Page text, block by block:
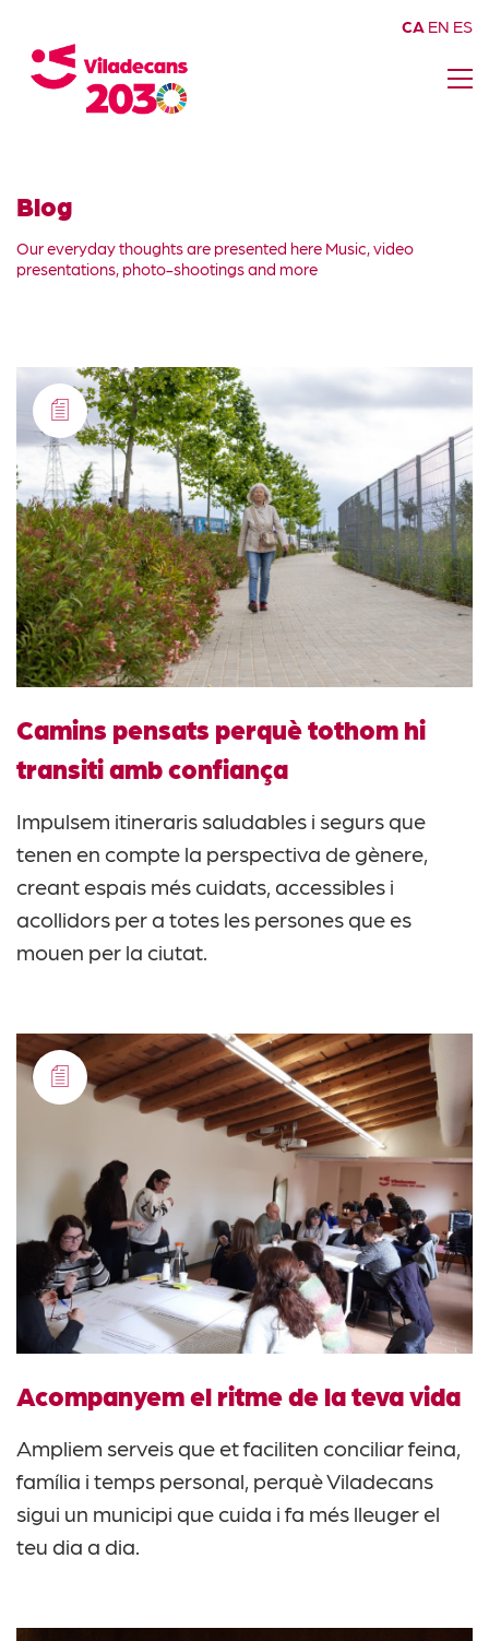
Blog
Our everyday thoughts are presented here Music, video
presentations, photo-shootings and more
Camins pensats perquè tothom hi
transiti amb confiança
Impulsem itineraris saludables i segurs que
tenen en compte la perspectiva de gènere,
creant espais més cuidats, accessibles i
acollidors per a totes les persones que es
mouen per la ciutat.
Acompanyem el ritme de la teva vida
Ampliem serveis que et faciliten conciliar feina,
família i temps personal, perquè Viladecans
sigui un municipi que cuida i fa més lleuger el
teu dia a dia.
CA EN ES